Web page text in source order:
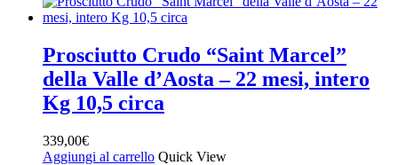
Prosciutto Crudo “Saint Marcel”
della Valle d’Aosta – 22 mesi, intero
Kg 10,5 circa
339,00€
Aggiungi al carrello Quick View